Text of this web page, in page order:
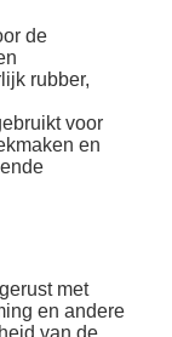
de
rubber,
voor
en
met
en andere
van de